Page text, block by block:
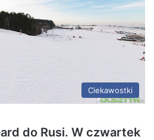
Ciekawostki
do Rusi. W czwartek